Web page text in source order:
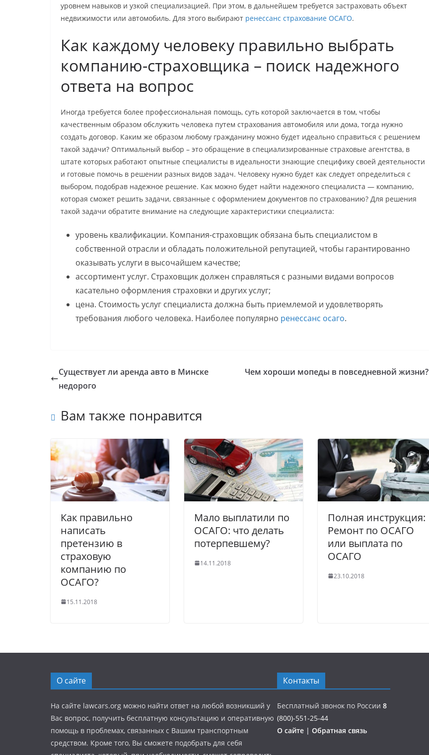
уровнем навыков и узкой специализацией. При этом, в дальнейшем требуется застраховать объект
недвижимости или автомобиль. Для этого выбирают ренессанс страхование ОСАГО.
Как каждому человеку правильно выбрать
компанию-страховщика – поиск надежного
ответа на вопрос
Иногда требуется более профессиональная помощь, суть которой заключается в том, чтобы
качественным образом обслужить человека путем страхования автомобиля или дома, тогда нужно
создать договор. Каким же образом любому гражданину можно будет идеально справиться с решением
такой задачи? Оптимальный выбор – это обращение в специализированные страховые агентства, в
штате которых работают опытные специалисты в идеальности знающие специфику своей деятельности
и готовые помочь в решении разных видов задач. Человеку нужно будет как следует определиться с
выбором, подобрав надежное решение. Как можно будет найти надежного специалиста — компанию,
которая сможет решить задачи, связанные с оформлением документов по страхованию? Для решения
такой задачи обратите внимание на следующие характеристики специалиста:
уровень квалификации. Компания-страховщик обязана быть специалистом в
собственной отрасли и обладать положительной репутацией, чтобы гарантированно
оказывать услуги в высочайшем качестве;
ассортимент услуг. Страховщик должен справляться с разными видами вопросов
касательно оформления страховки и других услуг;
цена. Стоимость услуг специалиста должна быть приемлемой и удовлетворять
требования любого человека. Наиболее популярно ренессанс осаго.
Существует ли аренда авто в Минске
недорого
Чем хороши мопеды в повседневной жизни?
Вам также понравится
Как правильно
написать
претензию в
страховую
компанию по
ОСАГО?
15.11.2018
Мало выплатили по
ОСАГО: что делать
потерпевшему?
14.11.2018
Полная инструкция:
Ремонт по ОСАГО
или выплата по
ОСАГО
23.10.2018
О сайте
На сайте lawcars.org можно найти ответ на любой возникший у
Вас вопрос, получить бесплатную консультацию и оперативную
помощь в проблемах, связанных с Вашим транспортным
средством. Кроме того, Вы сможете подобрать для себя
Контакты
Бесплатный звонок по России 8
(800)-551-25-44
О сайте | Обратная связь